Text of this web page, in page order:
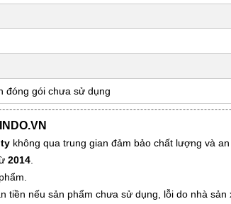
đóng gói chưa sử dụng
không qua trung gian đảm bảo chất lượng và an
2014
tiền nếu sản phẩm chưa sử dụng, lỗi do nhà sản